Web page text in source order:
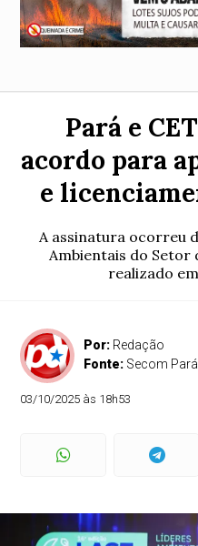
Pará e
acordo para
e
A assinatura ocorreu
Ambientais do Setor
realizado
Por: Redação
Fonte: Secom Pará
03/10/2025 às 18h53